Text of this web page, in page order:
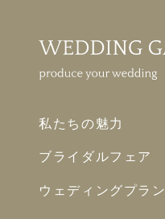
私たちの魅力
ブライダルフェア
ウェディングプラン